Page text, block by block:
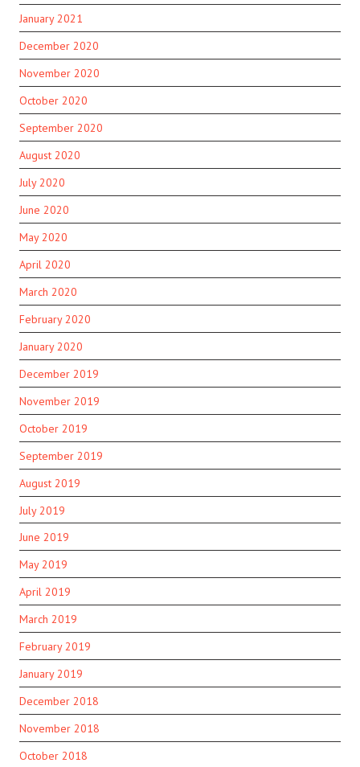
January 2021
December 2020
November 2020
October 2020
September 2020
August 2020
July 2020
June 2020
May 2020
April 2020
March 2020
February 2020
January 2020
December 2019
November 2019
October 2019
September 2019
August 2019
July 2019
June 2019
May 2019
April 2019
March 2019
February 2019
January 2019
December 2018
November 2018
October 2018